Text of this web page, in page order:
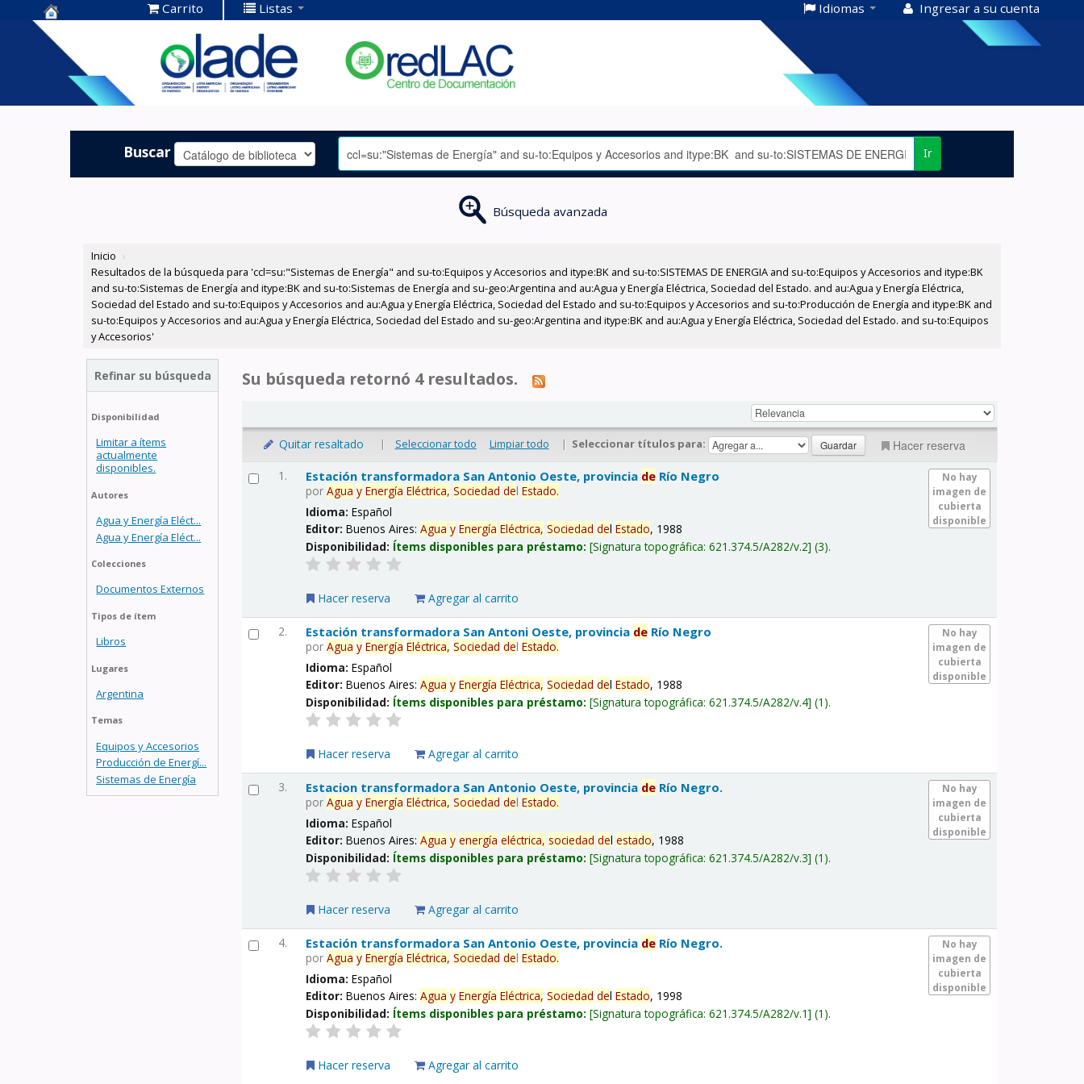
Centro de
Documentación
OLADE -
Carrito Listas Idiomas Ingresar a su cuenta
Buscar Ir
Búsqueda avanzada
Inicio ›
Resultados de la búsqueda para 'ccl=su:"Sistemas de Energía" and su-to:Equipos y Accesorios and itype:BK and su-to:SISTEMAS DE ENERGIA and su-to:Equipos y Accesorios and itype:BK
and su-to:Sistemas de Energía and itype:BK and su-to:Sistemas de Energía and su-geo:Argentina and au:Agua y Energía Eléctrica, Sociedad del Estado. and au:Agua y Energía Eléctrica,
Sociedad del Estado and su-to:Equipos y Accesorios and au:Agua y Energía Eléctrica, Sociedad del Estado and su-to:Equipos y Accesorios and su-to:Producción de Energía and itype:BK and
su-to:Equipos y Accesorios and au:Agua y Energía Eléctrica, Sociedad del Estado and su-geo:Argentina and itype:BK and au:Agua y Energía Eléctrica, Sociedad del Estado. and su-to:Equipos
y Accesorios'
Refinar su búsqueda
Disponibilidad
Limitar a ítems
actualmente
disponibles.
Autores
Agua y Energía Eléct...
Agua y Energía Eléct...
Colecciones
Documentos Externos
Tipos de ítem
Libros
Lugares
Argentina
Temas
Equipos y Accesorios
Producción de Energí...
Sistemas de Energía
Su búsqueda retornó 4 resultados.
Quitar resaltado | Seleccionar todo Limpiar todo | Seleccionar títulos para: Hacer reserva
1.
No hay
imagen de
cubierta
disponible
Estación transformadora San Antonio Oeste, provincia de Río Negro
porAgua y Energía Eléctrica, Sociedad delEstado.
Idioma:Español
Editor:Buenos Aires:Agua y Energía Eléctrica, Sociedad delEstado, 1988
Disponibilidad: Ítems disponibles para préstamo: Signatura topográfica:621.374.5/A282/v.2 (3).
Hacer reserva Agregar al carrito
2.
No hay
imagen de
cubierta
disponible
Estación transformadora San Antoni Oeste, provincia de Río Negro
porAgua y Energía Eléctrica, Sociedad delEstado.
Idioma:Español
Editor:Buenos Aires:Agua y Energía Eléctrica, Sociedad delEstado, 1988
Disponibilidad: Ítems disponibles para préstamo: Signatura topográfica:621.374.5/A282/v.4 (1).
Hacer reserva Agregar al carrito
3.
No hay
imagen de
cubierta
disponible
Estacion transformadora San Antonio Oeste, provincia de Río Negro.
porAgua y Energía Eléctrica, Sociedad delEstado.
Idioma:Español
Editor:Buenos Aires:Agua y energía eléctrica, sociedad delestado, 1988
Disponibilidad: Ítems disponibles para préstamo: Signatura topográfica:621.374.5/A282/v.3 (1).
Hacer reserva Agregar al carrito
4.
No hay
imagen de
cubierta
disponible
Estación transformadora San Antonio Oeste, provincia de Río Negro.
porAgua y Energía Eléctrica, Sociedad delEstado.
Idioma:Español
Editor:Buenos Aires:Agua y Energía Eléctrica, Sociedad delEstado, 1998
Disponibilidad: Ítems disponibles para préstamo: Signatura topográfica:621.374.5/A282/v.1 (1).
Hacer reserva Agregar al carrito